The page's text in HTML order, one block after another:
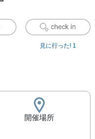
見に行った! 1
開催場所